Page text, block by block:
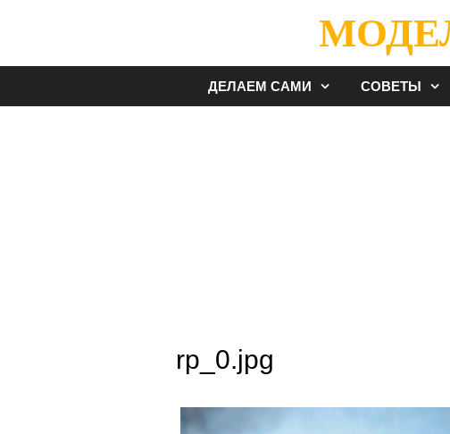
ДЕЛАЕМ САМИ СОВЕТЫ
rp_0.jpg